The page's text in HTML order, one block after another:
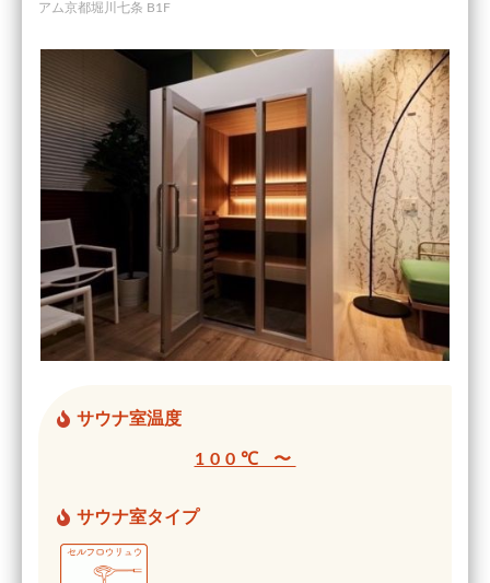
アム京都堀川七条 B1F
サウナ室温度
100℃ 〜
サウナ室タイプ